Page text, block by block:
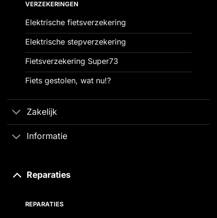
VERZEKERINGEN
Elektrische fietsverzekering
Elektrische stepverzekering
Fietsverzekering Super73
Fiets gestolen, wat nu!?
Zakelijk
Informatie
Reparaties
REPARATIES